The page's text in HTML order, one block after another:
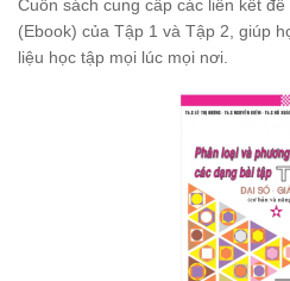
Cuốn sách cung cấp các liên kết
(Ebook) của Tập 1 và Tập 2, giúp
liệu học tập mọi lúc mọi nơi.